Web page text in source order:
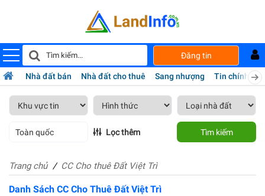
Đăng tin
Nhà đất bán Nhà đất cho thuê Sang nhượng Tin chính chủ
Toàn quốc Lọc thêm Tìm kiếm
Trang chủ CC Cho thuê Đất Việt Trì
Danh Sách CC Cho Thuê Đất Việt Trì